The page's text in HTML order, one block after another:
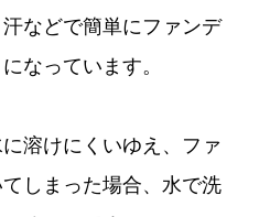
などで簡単にファンデ
なっています。
溶けにくいゆえ、ファ
しまった場合、水で洗